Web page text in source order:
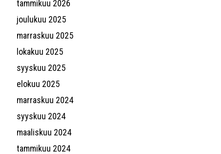
tammikuu 2026
joulukuu 2025
marraskuu 2025
lokakuu 2025
syyskuu 2025
elokuu 2025
marraskuu 2024
syyskuu 2024
maaliskuu 2024
tammikuu 2024